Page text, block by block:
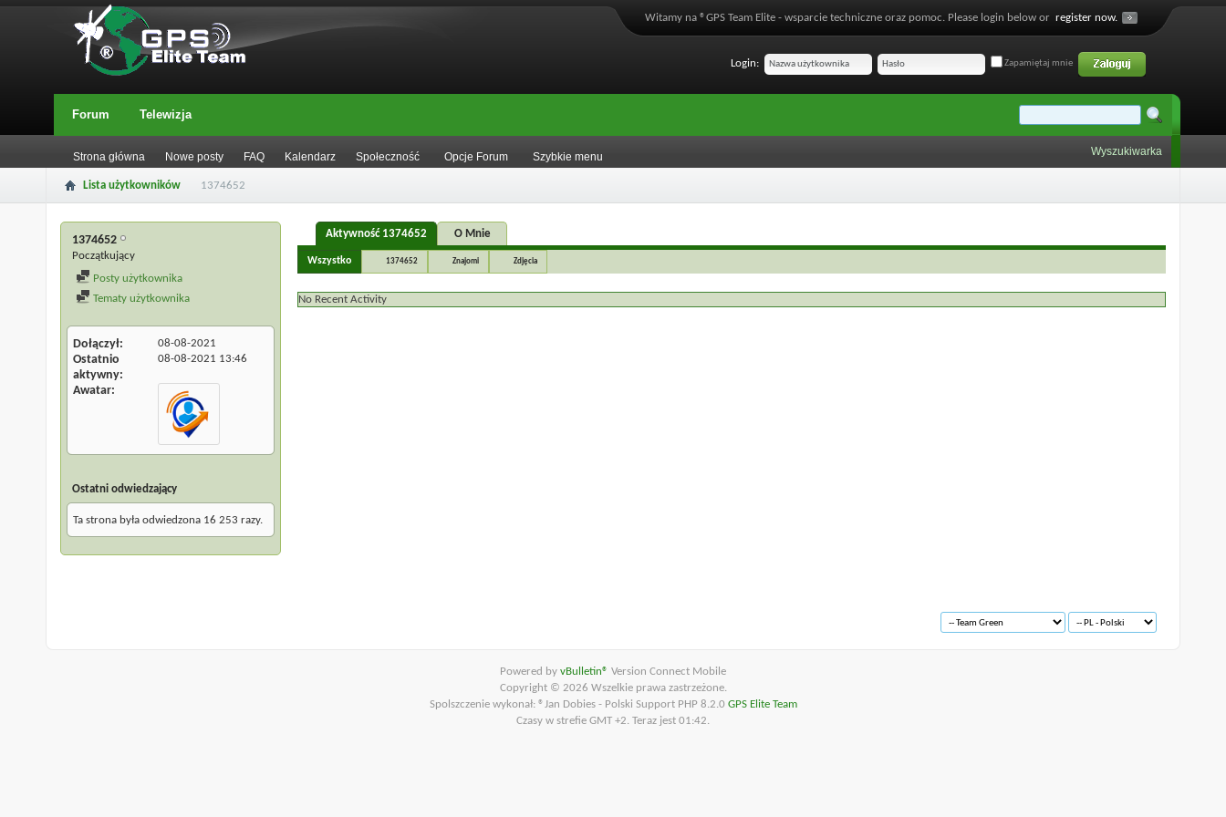
Witamy na ®GPS Team Elite - wsparcie techniczne oraz pomoc. Please login below or register now.
Login: Zapamiętaj mnie
Forum
Strona główna Nowe posty FAQ Kalendarz Społeczność Opcje Forum Szybkie menu
Telewizja
Wyszukiwarka
Lista użytkowników 1374652
1374652
Początkujący
Posty użytkownika
Tematy użytkownika
Dołączył 08-08-2021
Ostatnio
aktywny
08-08-2021 13:46
Awatar
Ostatni odwiedzający
Ta strona była odwiedzona 16 253 razy.
Aktywność 1374652 O Mnie
Wszystko 1374652 Znajomi Zdjęcia
No Recent Activity
Powered by vBulletin® Version Connect Mobile
Copyright © 2026 Wszelkie prawa zastrzeżone.
Spolszczenie wykonał: ®Jan Dobies - Polski Support PHP 8.2.0 GPS Elite Team
Czasy w strefie GMT +2. Teraz jest 01:42.